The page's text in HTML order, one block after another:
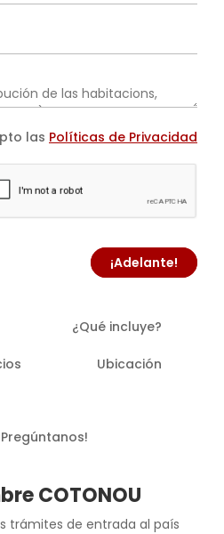
las Políticas de Privacidad
¡Adelante!
¿Qué incluye?
Ubicación
COTONOU
trámites de entrada al país